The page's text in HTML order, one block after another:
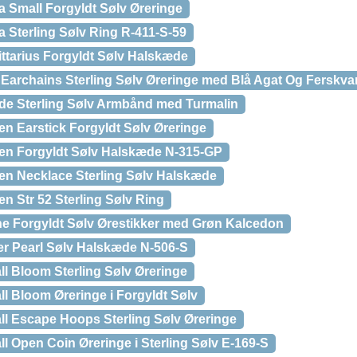
Small Forgyldt Sølv Øreringe
Sterling Sølv Ring R-411-S-59
Forgyldt Sølv Halskæde
Sterling Sølv Øreringe med Blå Agat Og
Sterling Sølv Armbånd med Turmalin
Earstick Forgyldt Sølv Øreringe
Forgyldt Sølv Halskæde N-315-GP
Necklace Sterling Sølv Halskæde
Str 52 Sterling Sølv Ring
Forgyldt Sølv Ørestikker med Grøn Kalcedon
Pearl Sølv Halskæde N-506-S
Bloom Sterling Sølv Øreringe
Bloom Øreringe i Forgyldt Sølv
Escape Hoops Sterling Sølv Øreringe
Open Coin Øreringe i Sterling Sølv E-169-S